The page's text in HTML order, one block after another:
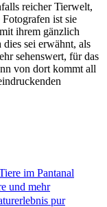
reicher Tierwelt,
ist sie
ihrem gänzlich
sei erwähnt, als
sehenswert, für das
von dort kommt all
im Pantanal
und mehr
pur